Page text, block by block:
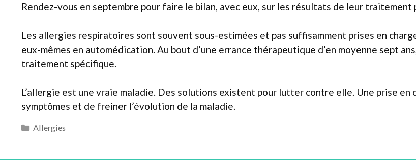
Rendez-vous en septembre pour faire le bilan, avec eux, sur les résultats de leur
Les allergies respiratoires sont souvent sous-estimées et pas suffisamment prises en
eux-mêmes en automédication. Au bout d’une errance thérapeutique d’en moyenne sept
traitement spécifique.
L’allergie est une vraie maladie. Des solutions existent pour lutter contre elle. Une prise
symptômes et de freiner l’évolution de la maladie.
Catégories
Allergies